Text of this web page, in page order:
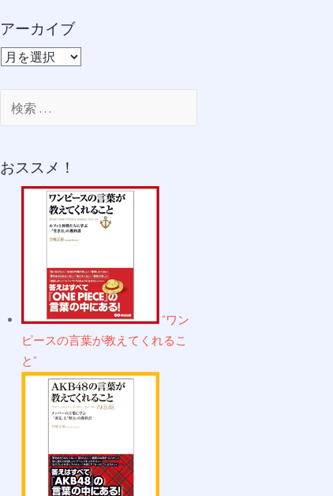
アーカイブ
ア
索:
おススメ！
"ワン
ピースの言葉が教えてくれるこ
と"